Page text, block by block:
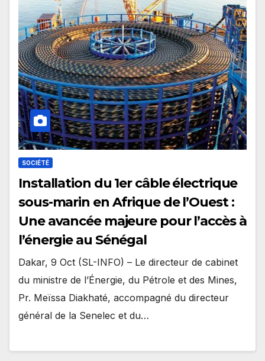
SOCIÉTÉ
Installation du 1er câble électrique
sous-marin en Afrique de l’Ouest :
Une avancée majeure pour l’accès à
l’énergie au Sénégal
Dakar, 9 Oct (SL-INFO) – Le directeur de cabinet
du ministre de l’Énergie, du Pétrole et des Mines,
Pr. Meïssa Diakhaté, accompagné du directeur
général de la Senelec et du…